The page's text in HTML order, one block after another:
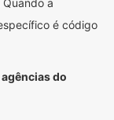
a
é código
do